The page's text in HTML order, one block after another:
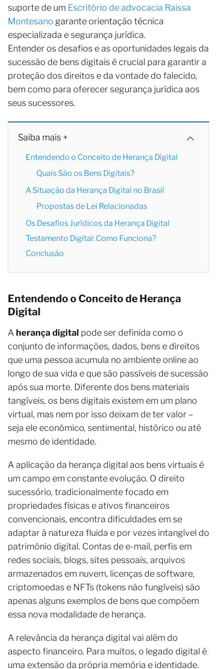
suporte de um Escritório de advocacia Raissa
Montesano garante orientação técnica
especializada e segurança jurídica.
Entender os desafios e as oportunidades legais da
sucessão de bens digitais é crucial para garantir a
proteção dos direitos e da vontade do falecido,
bem como para oferecer segurança jurídica aos
seus sucessores.
Saiba mais +
Entendendo o Conceito de Herança Digital
Quais São os Bens Digitais?
A Situação da Herança Digital no Brasil
Propostas de Lei Relacionadas
Os Desafios Jurídicos da Herança Digital
Testamento Digital: Como Funciona?
Conclusão
Entendendo o Conceito de Herança
Digital
A herança digital pode ser definida como o
conjunto de informações, dados, bens e direitos
que uma pessoa acumula no ambiente online ao
longo de sua vida e que são passíveis de sucessão
após sua morte. Diferente dos bens materiais
tangíveis, os bens digitais existem em um plano
virtual, mas nem por isso deixam de ter valor –
seja ele econômico, sentimental, histórico ou até
mesmo de identidade.
A aplicação da herança digital aos bens virtuais é
um campo em constante evolução. O direito
sucessório, tradicionalmente focado em
propriedades físicas e ativos financeiros
convencionais, encontra dificuldades em se
adaptar à natureza fluida e por vezes intangível do
patrimônio digital. Contas de e-mail, perfis em
redes sociais, blogs, sites pessoais, arquivos
armazenados em nuvem, licenças de software,
criptomoedas e NFTs (tokens não fungíveis) são
apenas alguns exemplos de bens que compõem
essa nova modalidade de herança.
A relevância da herança digital vai além do
aspecto financeiro. Para muitos, o legado digital é
uma extensão da própria memória e identidade.